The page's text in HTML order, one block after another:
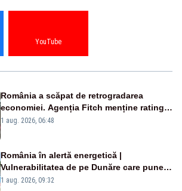
YouTube
România a scăpat de retrogradarea
economiei. Agenția Fitch menține ratingul
„BBB-” cu perspectivă negativă
1 aug. 2026, 06:48
România în alertă energetică |
Vulnerabilitatea de pe Dunăre care pune
în pericol Centrala Cernavodă era
1 aug. 2026, 09:32